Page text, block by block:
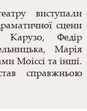
виступали
сцени
Карузо, Федір
Марія
Моіссі та інші.
справжньою